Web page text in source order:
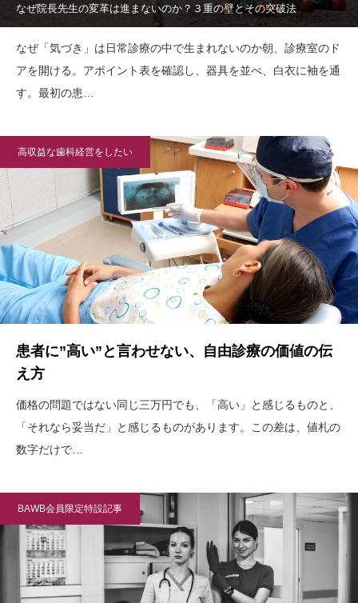
なぜ院長先生の変革は進まないのか？３重の壁とその突破法
なぜ「気づき」は日常診療の中で生まれないのか朝、診療室のド
アを開ける。アポイント表を確認し、器具を並べ、白衣に袖を通
す。最初の患…
高収益な歯科経営をしたい
患者に”高い”と言わせない、自由診療の価値の伝
え方
価格の問題ではない同じ三万円でも、「高い」と感じるものと、
「それなら妥当だ」と感じるものがあります。この差は、値札の
数字だけで…
BAWB会員限定特設記事